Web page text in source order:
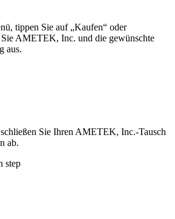
tippen Sie auf „Kaufen“ oder
AMETEK, Inc. und die gewünschte
aus.
Sie Ihren AMETEK, Inc.-Tausch
ab.